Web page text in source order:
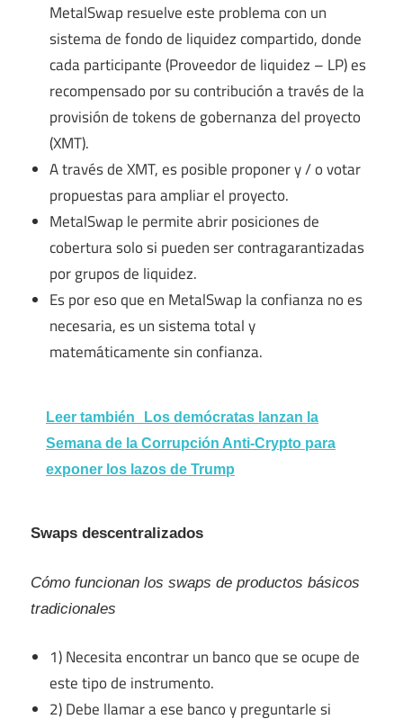
MetalSwap resuelve este problema con un
sistema de fondo de liquidez compartido, donde
cada participante (Proveedor de liquidez – LP) es
recompensado por su contribución a través de la
provisión de tokens de gobernanza del proyecto
(XMT).
A través de XMT, es posible proponer y / o votar
propuestas para ampliar el proyecto.
MetalSwap le permite abrir posiciones de
cobertura solo si pueden ser contragarantizadas
por grupos de liquidez.
Es por eso que en MetalSwap la confianza no es
necesaria, es un sistema total y
matemáticamente sin confianza.
Leer también
Los demócratas lanzan la
Semana de la Corrupción Anti-Crypto para
exponer los lazos de Trump
Swaps descentralizados
Cómo funcionan los swaps de productos básicos
tradicionales
1) Necesita encontrar un banco que se ocupe de
este tipo de instrumento.
2) Debe llamar a ese banco y preguntarle si